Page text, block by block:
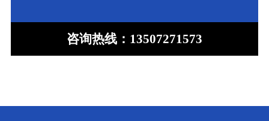
咨询热线： 13507271573